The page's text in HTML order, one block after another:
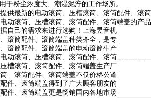
粉尘浓度大、潮湿泥泞的工作场所。
供最新的电动滚筒、压槽滚筒、滚筒配件、滚筒
动滚筒、压槽滚筒、滚筒配件、滚筒端盖的产品
自己的需求来进行选购！上海昱音机械有限公司
滚筒配件、滚筒端盖种类齐全，是专业生产机加
滚筒配件、滚筒端盖的电动滚筒生产厂家。
动滚筒、压槽滚筒、滚筒配件、滚筒端盖，是全
槽滚筒、滚筒配件、滚筒端盖生产厂家，昱音生
、滚筒配件、滚筒端盖不仅价格公道，而且电动
件、滚筒端盖得到了广大顾客朋友的好评，电动
件、滚筒端盖更是畅销国内各地市场，深得广大